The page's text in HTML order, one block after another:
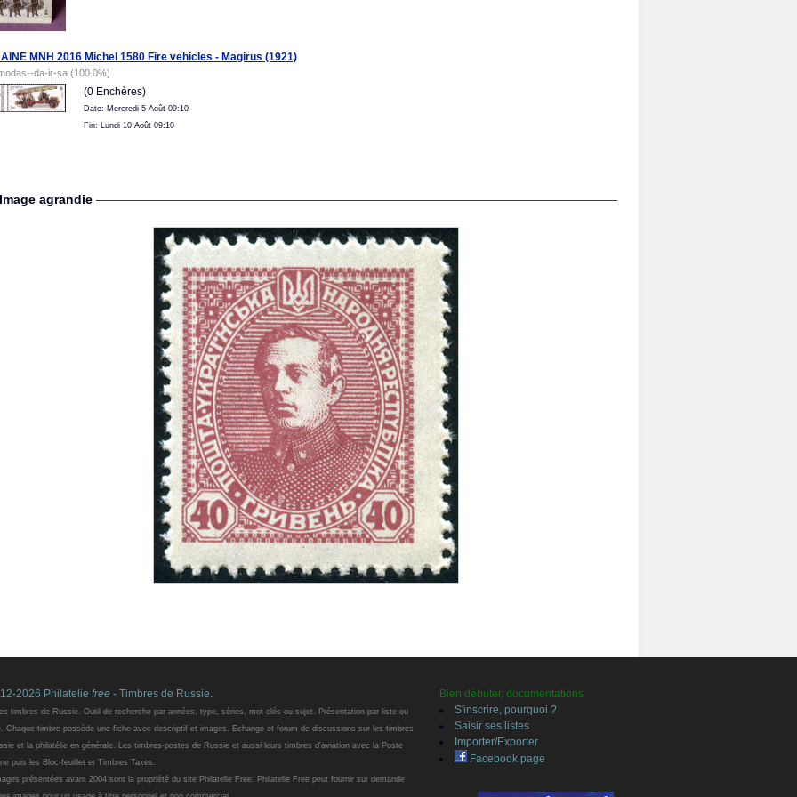
MNH 2016 Michel 1580 Fire vehicles - Magirus (1921)
da-ir-sa (100.0%)
(0 Enchères)
Date: Mercredi 5 Août 09:10
Fin: Lundi 10 Août 09:10
Image agrandie
2026 Philatelie free - Timbres de Russie.
timbres de Russie. Outil de recherche par années, type, séries, mot-clés ou sujet. Présentation par liste ou
Chaque timbre possède une fiche avec descriptif et images. Echange et forum de discussions sur les timbres
et la philatélie en générale. Les timbres-postes de Russie et aussi leurs timbres d'aviation avec la Poste
puis les Bloc-feuillet et Timbres Taxes.
présentées avant 2004 sont la propriété du site Philatelie Free. Philatelie Free peut fournir sur demande
Bien débuter, documentations
S'inscrire, pourquoi ?
Saisir ses listes
Importer/Exporter
Facebook page